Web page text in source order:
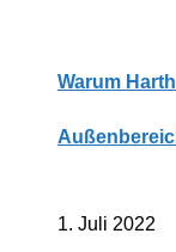
Warum
1. Juli 2022